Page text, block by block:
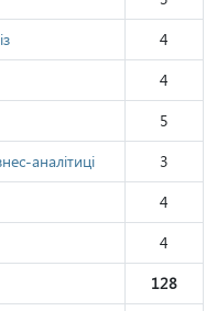
4
4
5
аналітиці
3
4
4
128